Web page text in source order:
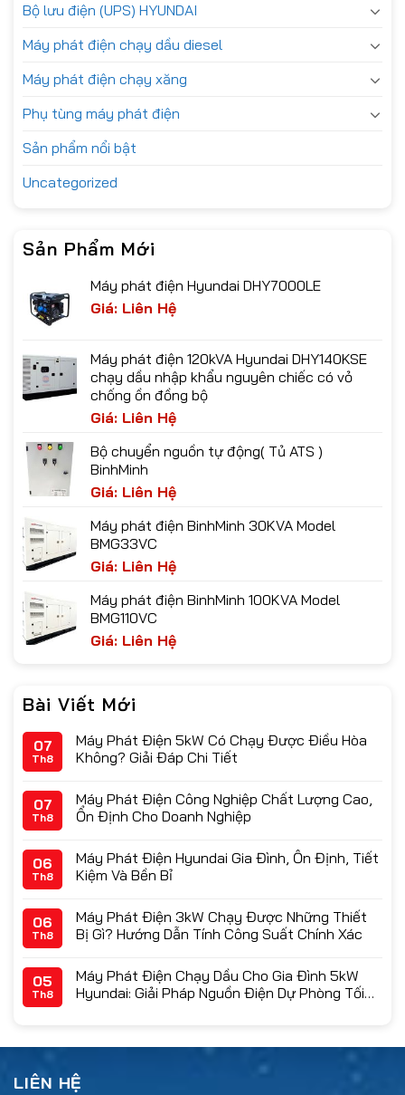
Bộ lưu điện (UPS) HYUNDAI
Máy phát điện chạy dầu diesel
Máy phát điện chạy xăng
Phụ tùng máy phát điện
Sản phẩm nổi bật
Uncategorized
Sản Phẩm Mới
Máy phát điện Hyundai DHY7000LE
Giá: Liên Hệ
Máy phát điện 120kVA Hyundai DHY140KSE
chạy dầu nhập khẩu nguyên chiếc có vỏ
chống ồn đồng bộ
Giá: Liên Hệ
Bộ chuyển nguồn tự động( Tủ ATS )
BinhMinh
Giá: Liên Hệ
Máy phát điện BinhMinh 30KVA Model
BMG33VC
Giá: Liên Hệ
Máy phát điện BinhMinh 100KVA Model
BMG110VC
Giá: Liên Hệ
Bài Viết Mới
07
Th8
Máy Phát Điện 5kW Có Chạy Được Điều Hòa
Không? Giải Đáp Chi Tiết
07
Th8
Máy Phát Điện Công Nghiệp Chất Lượng Cao,
Ổn Định Cho Doanh Nghiệp
06
Th8
Máy Phát Điện Hyundai Gia Đình, Ổn Định, Tiết
Kiệm Và Bền Bỉ
06
Th8
Máy Phát Điện 3kW Chạy Được Những Thiết
Bị Gì? Hướng Dẫn Tính Công Suất Chính Xác
05
Th8
Máy Phát Điện Chạy Dầu Cho Gia Đình 5kW
Hyundai: Giải Pháp Nguồn Điện Dự Phòng Tối
LIÊN HỆ